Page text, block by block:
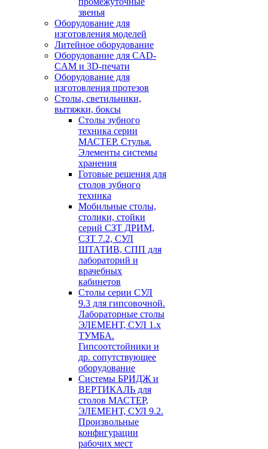
звенья
Оборудование для
изготовления моделей
Литейное оборудование
Оборудование для CAD-
CAM и 3D-печати
Оборудование для
изготовления протезов
Cтолы, светильники,
вытяжки, боксы
Столы зубного
техника серии
МАСТЕР. Стулья.
Элементы системы
хранения
Готовые решения для
столов зубного
техника
Мобильные столы,
столики, стойки
серий СЗТ ДРИМ,
СЗТ 7.2, СУЛ
ШТАТИВ, СПП для
лабораторий и
врачебных
кабинетов
Столы серии СУЛ
9.3 для гипсовочной.
Лабораторные столы
ЭЛЕМЕНТ, СУЛ 1.х
ТУМБА.
Гипсоотстойники и
др. сопутствующее
оборудование
Системы БРИДЖ и
ВЕРТИКАЛЬ для
столов МАСТЕР,
ЭЛЕМЕНТ, СУЛ 9.2.
Произвольные
конфигурации
рабочих мест